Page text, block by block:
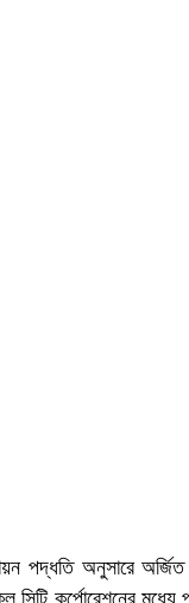
পদ্ধতি অনুসারে